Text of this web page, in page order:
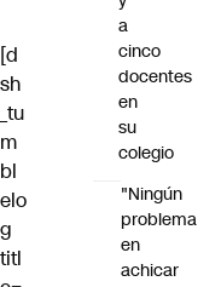
[d
sh
_tu
m
bl
elo
g
titl
a
cinco
docentes
en
su
colegio
"Ningún
problema
en
achicar